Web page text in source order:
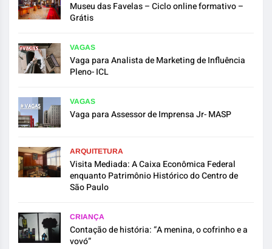
Museu das Favelas – Ciclo online formativo –
Grátis
VAGAS
Vaga para Analista de Marketing de Influência
Pleno- ICL
VAGAS
Vaga para Assessor de Imprensa Jr- MASP
ARQUITETURA
Visita Mediada: A Caixa Econômica Federal
enquanto Patrimônio Histórico do Centro de
São Paulo
CRIANÇA
Contação de história: “A menina, o cofrinho e a
vovó”